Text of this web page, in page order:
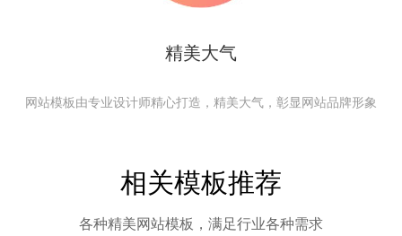
精美大气
网站模板由专业设计师精心打造，精美大气，彰显网站品牌形象
相关模板推荐
各种精美网站模板，满足行业各种需求